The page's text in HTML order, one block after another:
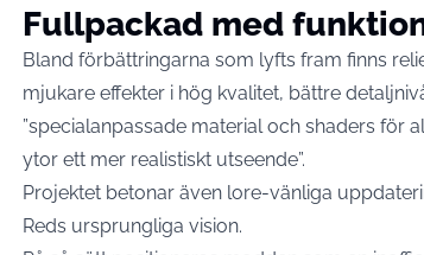
Fullpackad med
Bland förbättringarna som lyfts fram finns
mjukare effekter i hög kvalitet, bättre
”specialanpassade material och shaders för
ytor ett mer realistiskt utseende”.
Projektet betonar även lore-vänliga
Reds ursprungliga vision.